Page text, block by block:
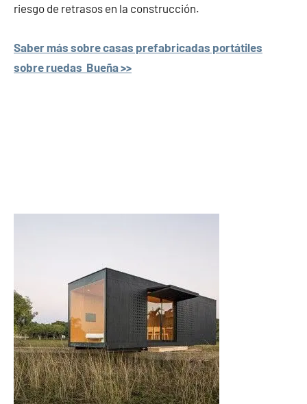
riesgo de retrasos en la construcción.
Saber más sobre casas prefabricadas portátiles
sobre ruedas Bueña >>